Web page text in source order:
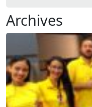
Archives